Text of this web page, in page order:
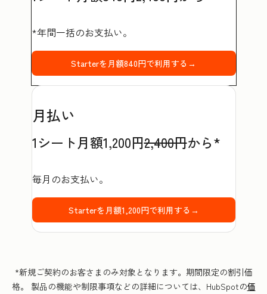
*年間一括のお支払い。
Starterを月額840円で利用する→
月払い
1シート月額1,200円2,400円から*
毎月のお支払い。
Starterを月額1,200円で利用する→
*新規ご契約のお客さまのみ対象となります。期間限定の割引価
格。 製品の機能や制限事項などの詳細については、HubSpotの価